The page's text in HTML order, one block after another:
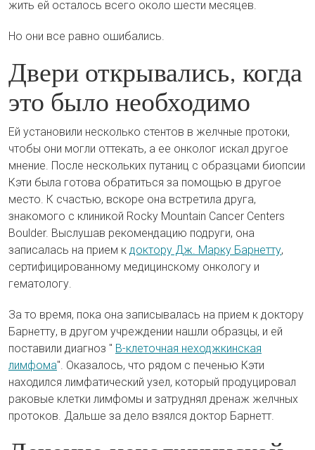
жить ей осталось всего около шести месяцев.
Но они все равно ошибались.
Двери открывались, когда
это было необходимо
Ей установили несколько стентов в желчные протоки,
чтобы они могли оттекать, а ее онколог искал другое
мнение. После нескольких путаниц с образцами биопсии
Кэти была готова обратиться за помощью в другое
место. К счастью, вскоре она встретила друга,
знакомого с клиникой Rocky Mountain Cancer Centers
Boulder. Выслушав рекомендацию подруги, она
записалась на прием к доктору Дж. Марку Барнетту,
сертифицированному медицинскому онкологу и
гематологу.
За то время, пока она записывалась на прием к доктору
Барнетту, в другом учреждении нашли образцы, и ей
поставили диагноз " В-клеточная неходжкинская
лимфома". Оказалось, что рядом с печенью Кэти
находился лимфатический узел, который продуцировал
раковые клетки лимфомы и затруднял дренаж желчных
протоков. Дальше за дело взялся доктор Барнетт.